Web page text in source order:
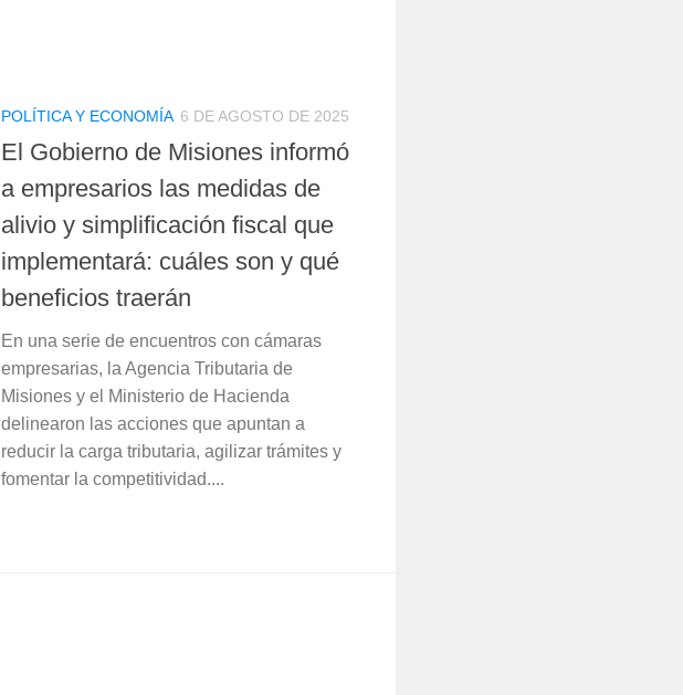
POLÍTICA Y ECONOMÍA 6 DE AGOSTO DE 2025
El Gobierno de Misiones informó
a empresarios las medidas de
alivio y simplificación fiscal que
implementará: cuáles son y qué
beneficios traerán
En una serie de encuentros con cámaras
empresarias, la Agencia Tributaria de
Misiones y el Ministerio de Hacienda
delinearon las acciones que apuntan a
reducir la carga tributaria, agilizar trámites y
fomentar la competitividad....